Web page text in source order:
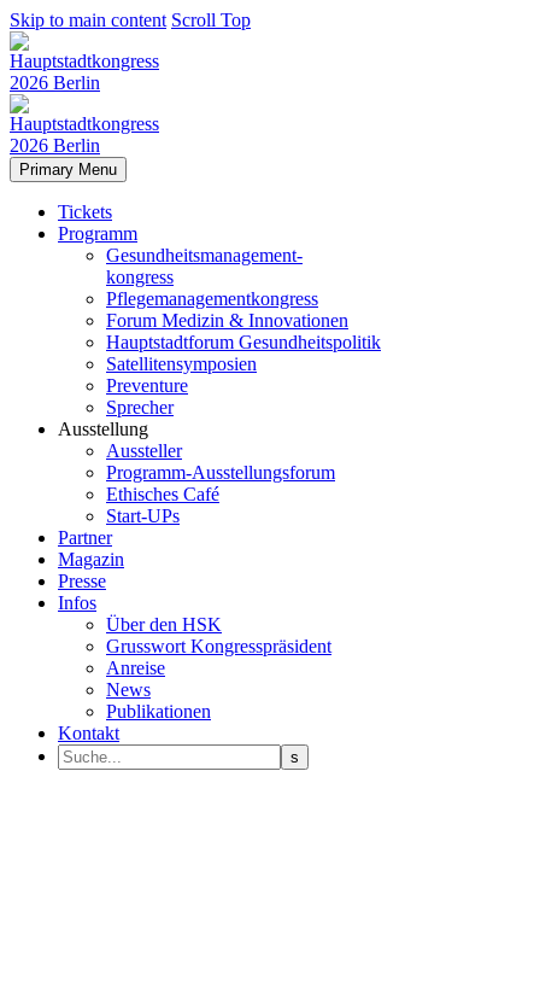
Skip to main content Scroll Top
Primary Menu
Tickets
Programm
Gesundheitsmanagement-
kongress
Pflegemanagementkongress
Forum Medizin & Innovationen
Hauptstadtforum Gesundheitspolitik
Satellitensymposien
Preventure
Sprecher
Ausstellung
Aussteller
Programm-Ausstellungsforum
Ethisches Café
Start-UPs
Partner
Magazin
Presse
Infos
Über den HSK
Grusswort Kongresspräsident
Anreise
News
Publikationen
Kontakt